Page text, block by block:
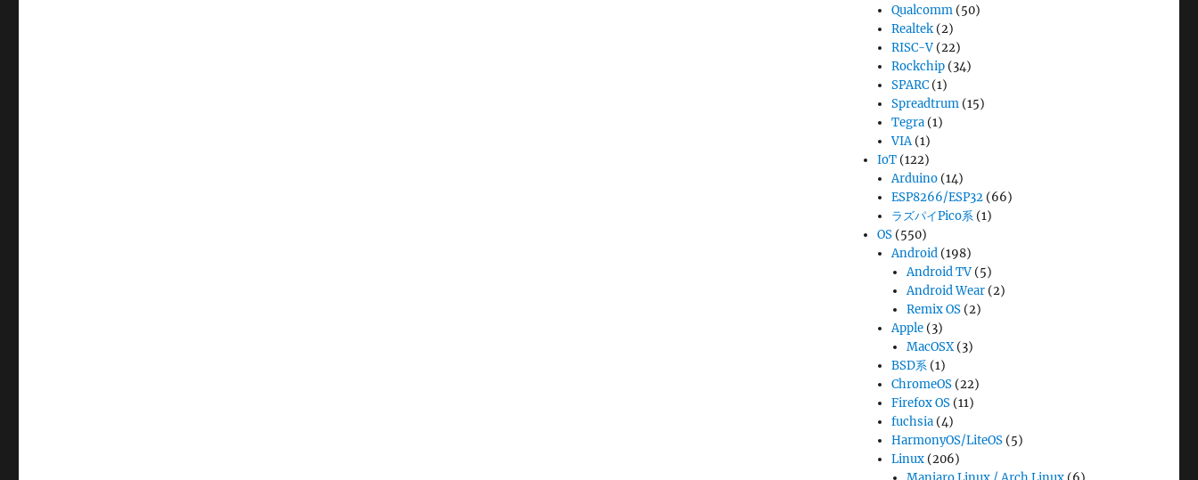
Qualcomm (50)
Realtek (2)
RISC-V (22)
Rockchip (34)
SPARC (1)
Spreadtrum (15)
Tegra (1)
VIA(1)
IoT (122)
Arduino (14)
ESP8266/ESP32 (66)
ラズパイPico系 (1)
OS (550)
Android (198)
Android TV(5)
Android Wear(2)
Remix OS(2)
Apple (3)
MacOSX(3)
BSD系 (1)
ChromeOS (22)
Firefox OS (11)
fuchsia (4)
HarmonyOS/LiteOS (5)
Linux (206)